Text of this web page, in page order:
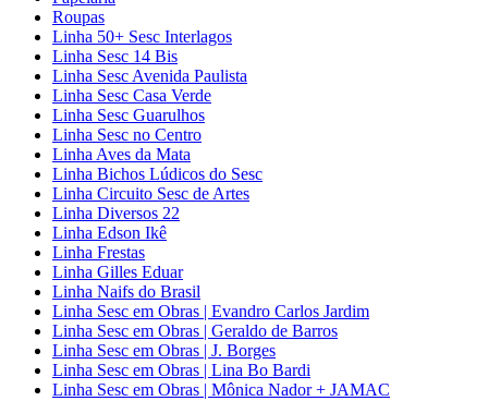
Roupas
Linha 50+ Sesc Interlagos
Linha Sesc 14 Bis
Linha Sesc Avenida Paulista
Linha Sesc Casa Verde
Linha Sesc Guarulhos
Linha Sesc no Centro
Linha Aves da Mata
Linha Bichos Lúdicos do Sesc
Linha Circuito Sesc de Artes
Linha Diversos 22
Linha Edson Ikê
Linha Frestas
Linha Gilles Eduar
Linha Naifs do Brasil
Linha Sesc em Obras | Evandro Carlos Jardim
Linha Sesc em Obras | Geraldo de Barros
Linha Sesc em Obras | J. Borges
Linha Sesc em Obras | Lina Bo Bardi
Linha Sesc em Obras | Mônica Nador + JAMAC